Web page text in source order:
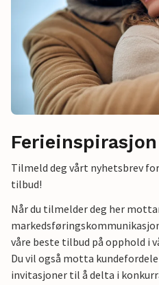
Tilmeld deg vårt nyhetsbrev
tilbud!
Når du tilmelder deg her
markedsføringskommunikasjon
våre beste tilbud på opphold i
Du vil også motta
invitasjoner til å delta i